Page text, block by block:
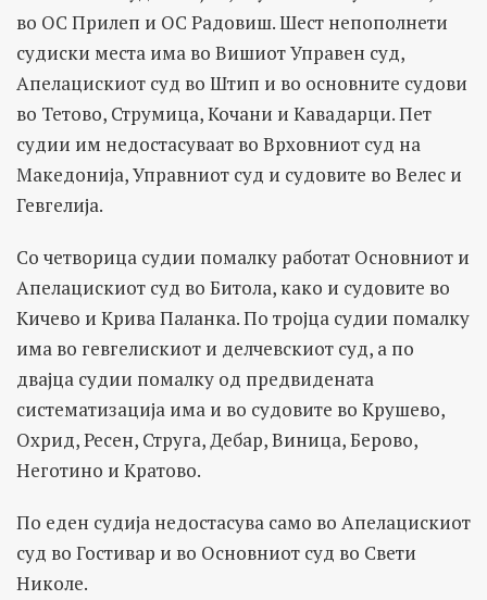
во ОС Прилеп и ОС Радовиш. Шест непополнети
судиски места има во Вишиот Управен суд,
Апелацискиот суд во Штип и во основните судови
во Тетово, Струмица, Кочани и Кавадарци. Пет
судии им недостасуваат во Врховниот суд на
Македонија, Управниот суд и судовите во Велес и
Гевгелија.
Со четворица судии помалку работат Основниот и
Апелацискиот суд во Битола, како и судовите во
Кичево и Крива Паланка. По тројца судии помалку
има во гевгелискиот и делчевскиот суд, а по
двајца судии помалку од предвидената
систематизација има и во судовите во Крушево,
Охрид, Ресен, Струга, Дебар, Виница, Берово,
Неготино и Кратово.
По еден судија недостасува само во Апелацискиот
суд во Гостивар и во Основниот суд во Свети
Николе.